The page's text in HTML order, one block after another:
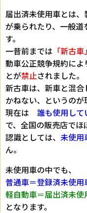
届出済未使用車とは
が乗られたり、一般
す。
一昔前までは 「新古車」
動車公正競争規約によ
とが禁止されました。
新古車は、新車と混
かねない、というのが
現在は 誰も使用し
で、全国の販売店でほ
認識としては、 未使用
ん。
未使用車の中でも、
普通車＝登録済未使用
軽自動車＝届出済未使
となります。